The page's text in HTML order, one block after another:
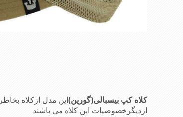
کلاه کپ بیسبالی(گورین)این مدل ازکلاه
ازدیگرخصوصیات این کلاه می باشند